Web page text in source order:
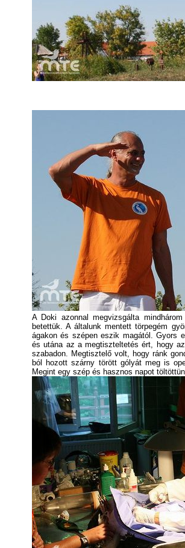
A Doki azonnal megvizsgálta
betettük. A általunk mentett törpegém
ágakon és szépen eszik magától. Gyors
és utána az a megtiszteltetés ért, hogy
szabadon. Megtisztelő volt, hogy ránk
ból hozott szárny törött gólyát meg is
Megint egy szép és hasznos napot